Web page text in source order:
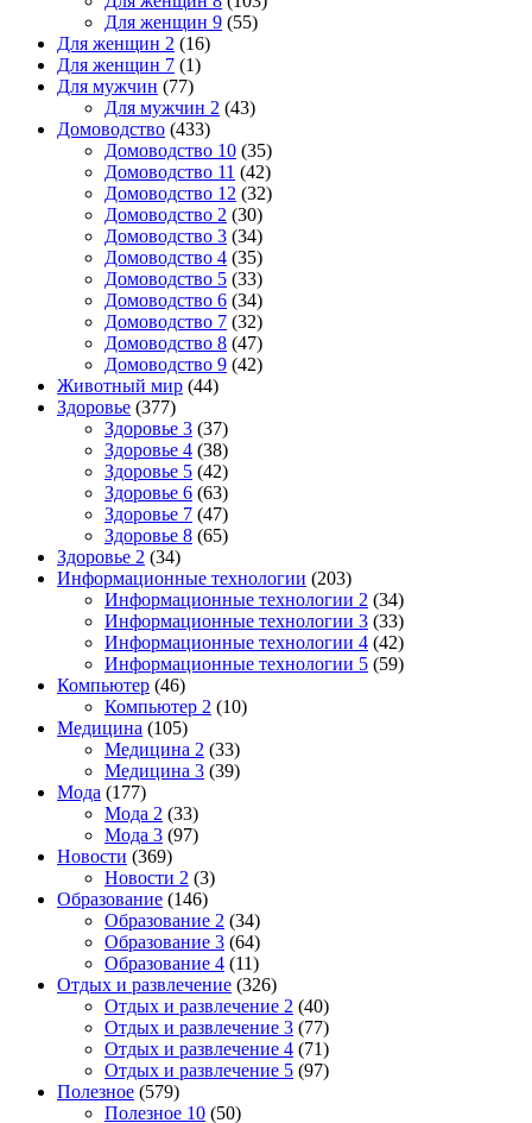
Для женщин 9 (55)
Для женщин 2 (16)
Для женщин 7 (1)
Для мужчин (77)
Для мужчин 2 (43)
Домоводство (433)
Домоводство 10 (35)
Домоводство 11 (42)
Домоводство 12 (32)
Домоводство 2 (30)
Домоводство 3 (34)
Домоводство 4 (35)
Домоводство 5 (33)
Домоводство 6 (34)
Домоводство 7 (32)
Домоводство 8 (47)
Домоводство 9 (42)
Животный мир (44)
Здоровье (377)
Здоровье 3 (37)
Здоровье 4 (38)
Здоровье 5 (42)
Здоровье 6 (63)
Здоровье 7 (47)
Здоровье 8 (65)
Здоровье 2 (34)
Информационные технологии (203)
Информационные технологии 2 (34)
Информационные технологии 3 (33)
Информационные технологии 4 (42)
Информационные технологии 5 (59)
Компьютер (46)
Компьютер 2 (10)
Медицина (105)
Медицина 2 (33)
Медицина 3 (39)
Мода (177)
Мода 2 (33)
Мода 3 (97)
Новости (369)
Новости 2 (3)
Образование (146)
Образование 2 (34)
Образование 3 (64)
Образование 4 (11)
Отдых и развлечение (326)
Отдых и развлечение 2 (40)
Отдых и развлечение 3 (77)
Отдых и развлечение 4 (71)
Отдых и развлечение 5 (97)
Полезное (579)
Полезное 10 (50)